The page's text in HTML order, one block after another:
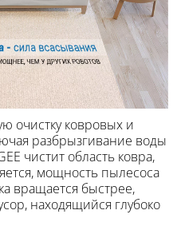
очистку ковровых и
разбрызгивание воды
чистит область ковра,
мощность пылесоса
вращается быстрее,
находящийся глубоко